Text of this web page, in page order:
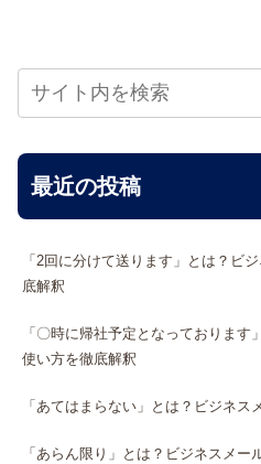
最近の投稿
「2回に分けて送ります」とは？ビ
底解釈
「〇時に帰社予定となっておりま
使い方を徹底解釈
「あてはまらない」とは？ビジネ
「あらん限り」とは？ビジネスメー